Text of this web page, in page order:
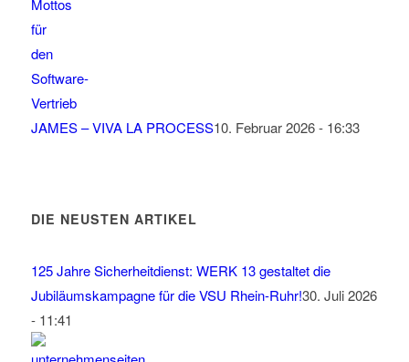
JAMES – VIVA LA PROCESS10. Februar 2026 - 16:33
DIE NEUSTEN ARTIKEL
125 Jahre Sicherheitdienst: WERK 13 gestaltet die
Jubiläumskampagne für die VSU Rhein-Ruhr!30. Juli 2026
- 11:41